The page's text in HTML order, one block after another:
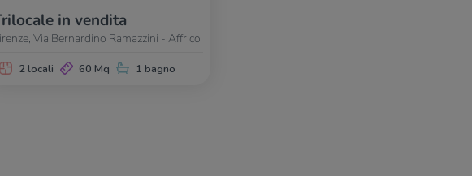
in vendita
Via Bernardino Ramazzini - Affrico
2 locali 60 Mq 1 bagno